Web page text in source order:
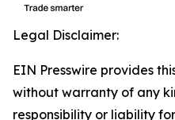
Legal Disclaimer:
EIN Presswire provides
without warranty of any
responsibility or liability